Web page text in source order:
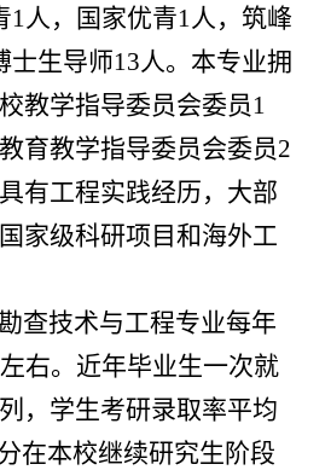
1 人， 国家优青1 人，筑峰
士生导师13 人。本专业拥
教学指导委员会委员 1
育教学指导委员会委员2
有工程实践经历，大部
家级科研项目和海外工
查技术与工程专业每年
右。近年毕业生一次就
，学生考研录取率平均
在本校继续研究生阶段